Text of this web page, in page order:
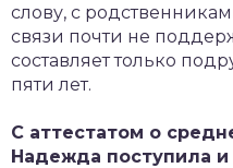
слову, с
связи почти не
составляет только
пяти лет.
С аттестатом о
Надежда поступила